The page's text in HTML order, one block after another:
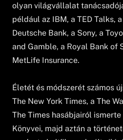
olyan világvállalat
például az IBM, a TED Talks,
Deutsche Bank, a Sony, a
and Gamble, a Royal Bank of
MetLife Insurance.
Életét és módszerét számos
The New York Times, a The
The Times hasábjairól
Könyvei, majd aztán a